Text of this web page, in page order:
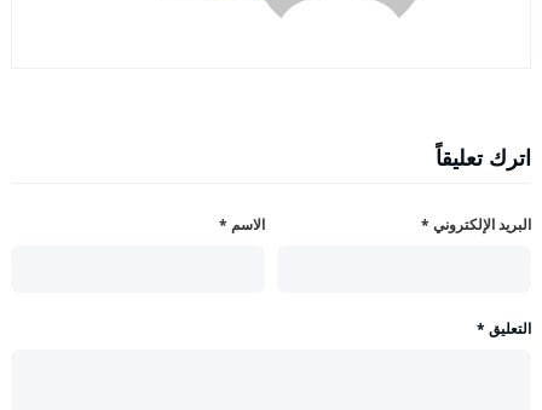
اترك تعليقاً
الاسم * البريد الإلكتروني *
التعليق *